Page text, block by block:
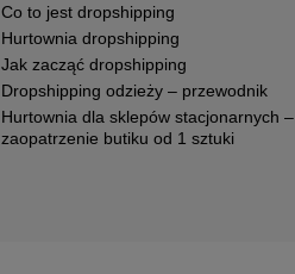
Co to jest dropshipping
Hurtownia dropshipping
Jak zacząć dropshipping
Dropshipping odzieży – przewodnik
Hurtownia dla sklepów stacjonarnych –
zaopatrzenie butiku od 1 sztuki